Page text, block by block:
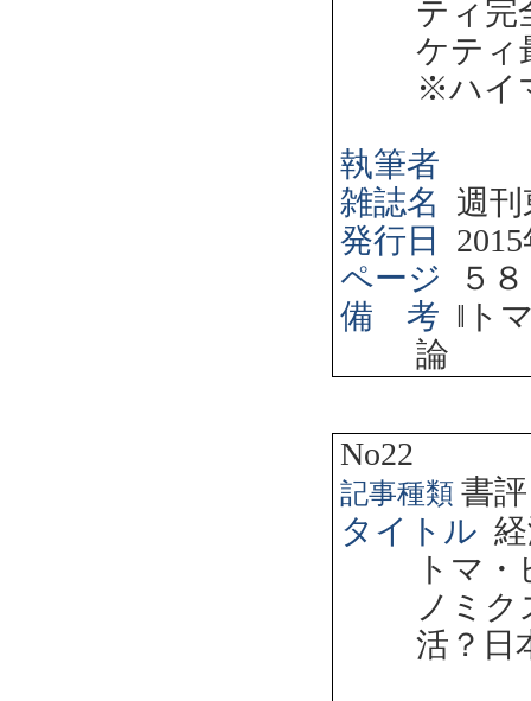
ティ
ケティ
※ハイ
執筆者
雑誌名
週
発行日
2015
ページ
５
備 考 ‖ ト
論
No22
記事種類 書評
タイトル
トマ
ノミ
活？日